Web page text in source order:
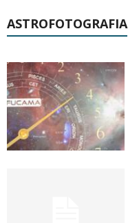
ASTROFOTOGRAFIA